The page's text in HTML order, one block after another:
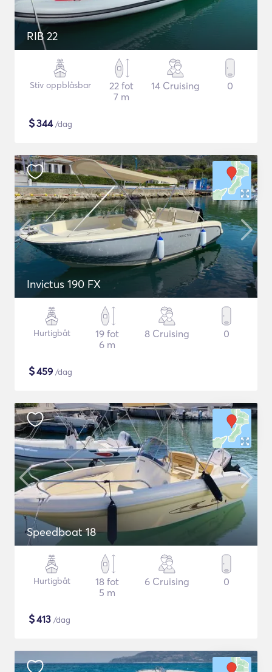
RIB 22
Stiv oppblåsbar
22 fot
7 m
14 Cruising 0
$344/dag
Invictus 190 FX
Hurtigbåt
19 fot
6 m
8 Cruising 0
$459 /dag
Speedboat 18
Hurtigbåt
18 fot
5 m
6 Cruising 0
$413 /dag